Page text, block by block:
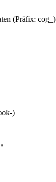
(Präfix: cog_)
)